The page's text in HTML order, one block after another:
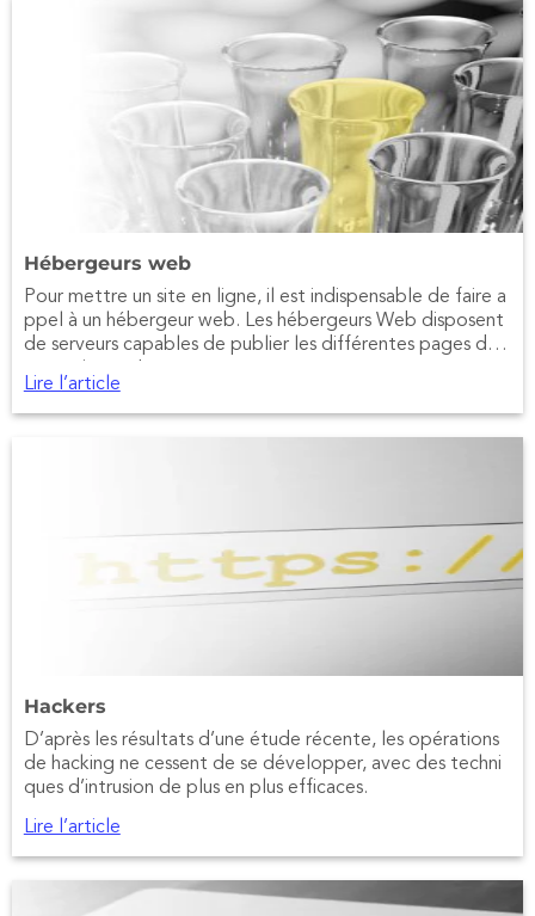
Hébergeurs web
Pour mettre un site en ligne, il est indispensable de faire a
ppel à un hébergeur web. Les hébergeurs Web disposent
de serveurs capables de publier les différentes pages de
Lire l’article
Hackers
D’après les résultats d’une étude récente, les opérations
de hacking ne cessent de se développer, avec des techni
ques d’intrusion de plus en plus efficaces.
Lire l’article